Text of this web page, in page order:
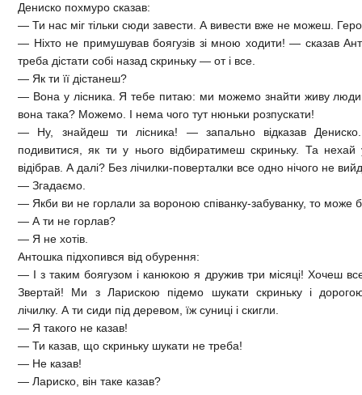
Дениско похмуро сказав:
— Ти нас міг тільки сюди завести. А вивести вже не можеш.
— Ніхто не примушував боягузів зі мною ходити! — сказав
треба дістати собі назад скриньку — от і все.
— Як ти її дістанеш?
— Вона у лісника. Я тебе питаю: ми можемо знайти живу
вона така? Можемо. І нема чого тут нюньки розпускати!
— Ну, знайдеш ти лісника! — запально відказав
подивитися, як ти у нього відбиратимеш скриньку. Та
відібрав. А далі? Без лічилки-поверталки все одно нічого не
— Згадаємо.
— Якби ви не горлали за вороною співанку-забуванку, то може б
— А ти не горлав?
— Я не хотів.
Антошка підхопився від обурення:
— І з таким боягузом і канюкою я дружив три місяці! Хочеш
Звертай! Ми з Ларискою підемо шукати скриньку і
лічилку. А ти сиди під деревом, їж суниці і скигли.
— Я такого не казав!
— Ти казав, що скриньку шукати не треба!
— Не казав!
— Лариско, він таке казав?